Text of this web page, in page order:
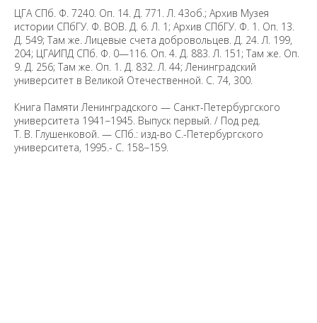
ЦГА СПб. Ф. 7240. Оп. 14. Д. 771. Л. 43об.; Архив Музея
истории СПбГУ. Ф. ВОВ. Д. 6. Л. 1; Архив СПбГУ. Ф. 1. Оп. 13.
Д. 549; Там же. Лицевые счета добровольцев. Д. 24. Л. 199,
204; ЦГАИПД СПб. Ф. 0—116. Оп. 4. Д. 883. Л. 151; Там же. Оп.
9. Д. 256; Там же. Оп. 1. Д. 832. Л. 44; Ленинградский
университет в Великой Отечественной. С. 74, 300.
Книга Памяти Ленинградского — Санкт-Петербургского
университета 1941−1945. Выпуск первый. / Под ред.
Т. В. Глушенковой. — СПб.: изд-во С.-Петербургского
университета, 1995.- С. 158−159.